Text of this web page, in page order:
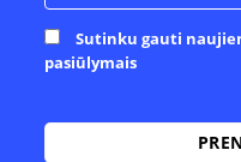
Sutinku gauti
pasiūlymais